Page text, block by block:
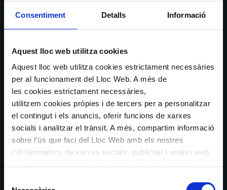
Consentiment Detalls Informació
Aquest lloc web utilitza cookies
Aquest lloc web utilitza cookies estrictament necessàries
per al funcionament del Lloc Web. A més de
les cookies estrictament necessàries,
utilitzem cookies pròpies i de tercers per a personalitzar
el contingut i els anuncis, oferir funcions de xarxes
socials i analitzar el trànsit. A més, compartim informació
sobre l'ús que faci del Lloc Web amb els nostres
col·laboradors de xarxes socials, publicitat i anàlisi web,